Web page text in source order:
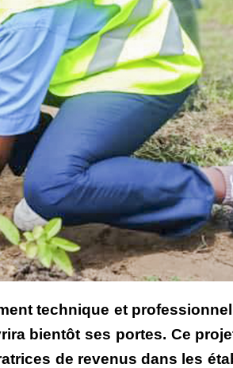
technique et
bientôt ses portes. Ce
de revenus dans les